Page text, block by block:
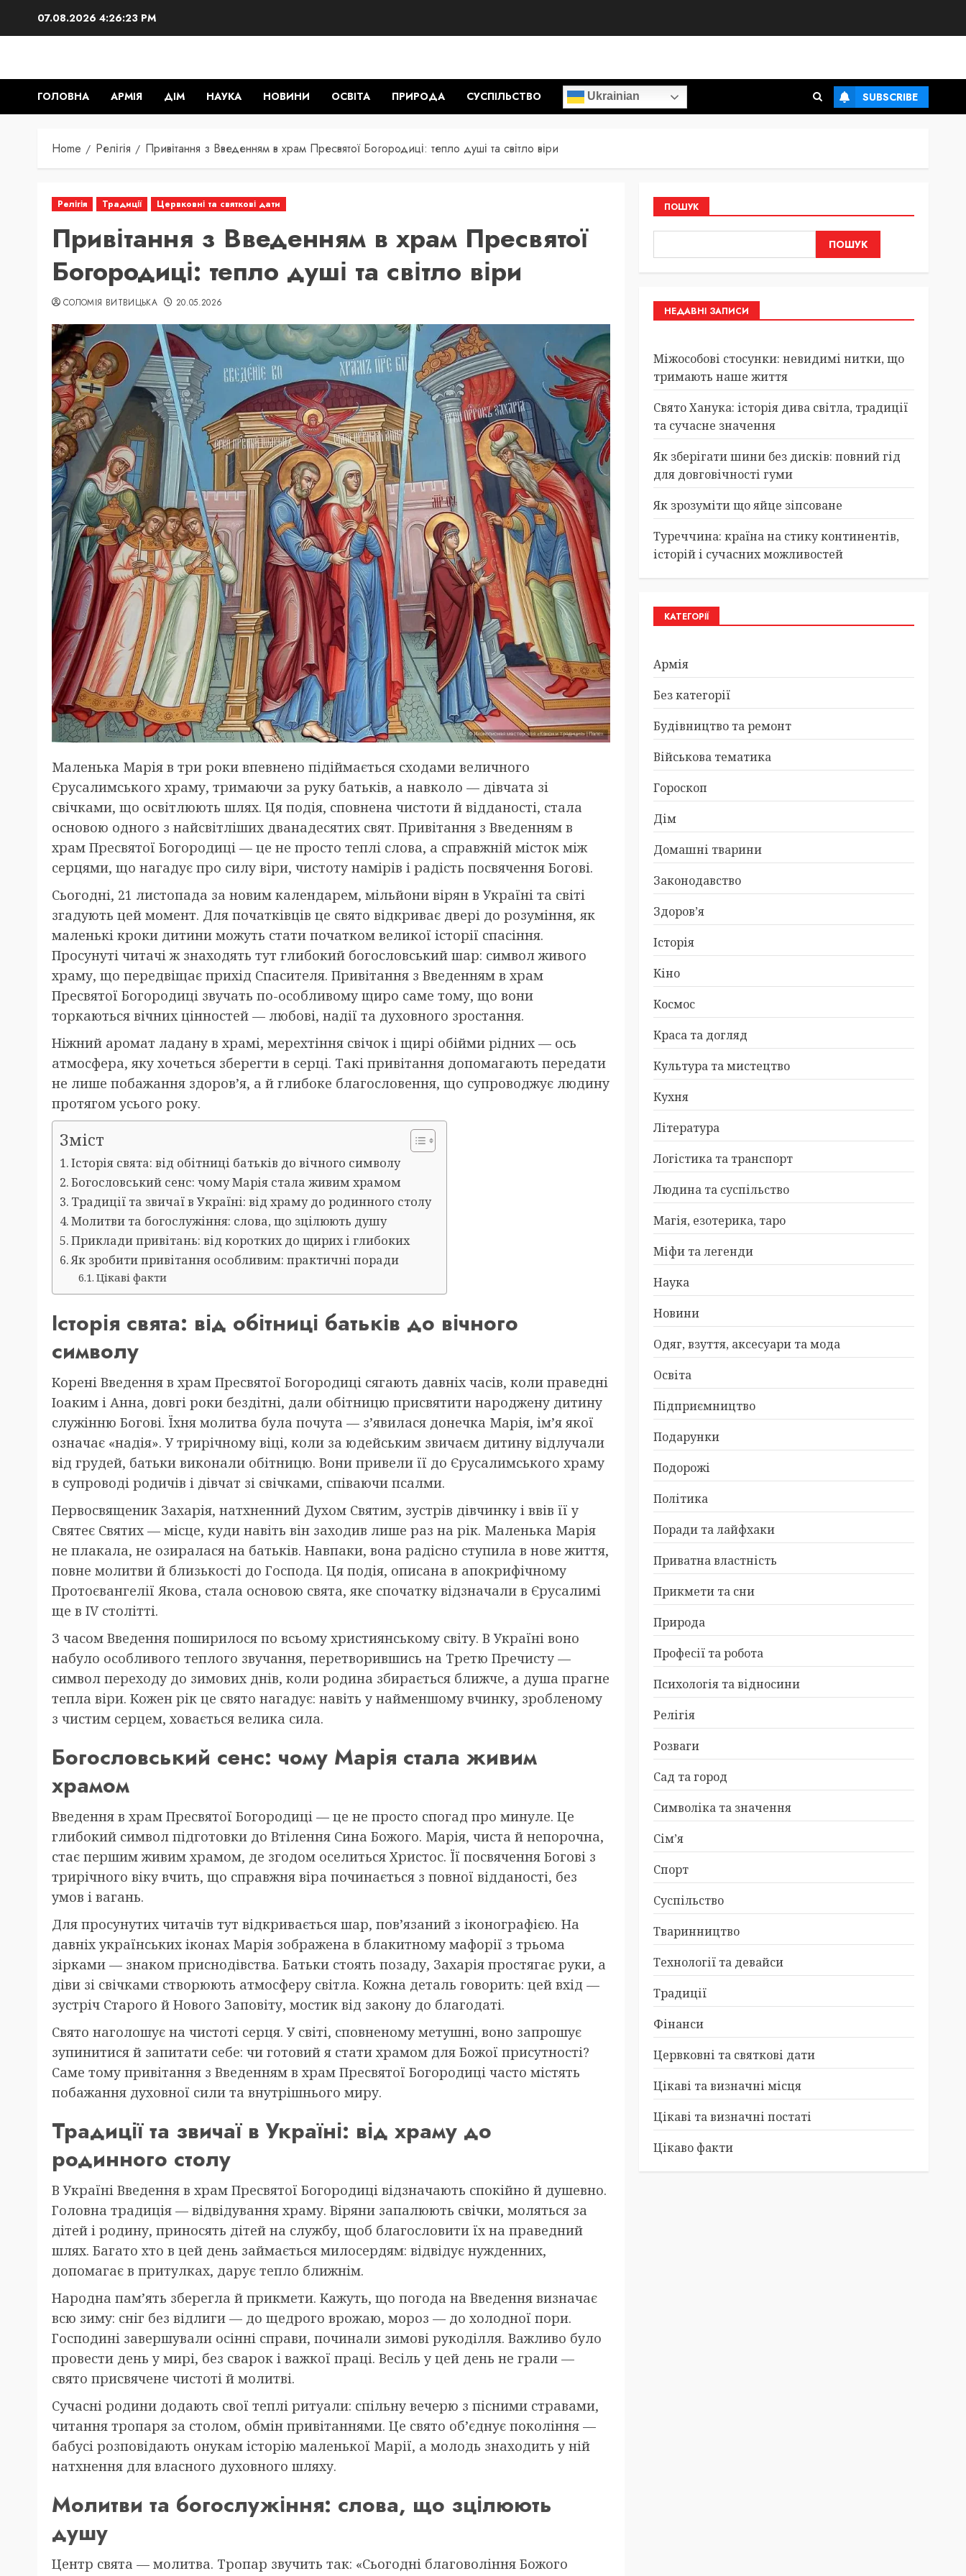
07.08.2026 4:26:24 PM
ГОЛОВНА АРМІЯ ДІМ НАУКА НОВИНИ ОСВІТА ПРИРОДА СУСПІЛЬСТВО Ukrainian SUBSCRIBE
Home Релігія Привітання з Введенням в храм Пресвятої Богородиці: тепло душі та світло віри
Релігія Традиції Цервковні та святкові дати
Привітання з Введенням в храм Пресвятої
Богородиці: тепло душі та світло віри
СОЛОМІЯ ВИТВИЦЬКА 20.05.2026
Маленька Марія в три роки впевнено підіймається сходами величного
Єрусалимського храму, тримаючи за руку батьків, а навколо — дівчата зі
свічками, що освітлюють шлях. Ця подія, сповнена чистоти й відданості, стала
основою одного з найсвітліших дванадесятих свят. Привітання з Введенням в
храм Пресвятої Богородиці — це не просто теплі слова, а справжній місток між
серцями, що нагадує про силу віри, чистоту намірів і радість посвячення Богові.
Сьогодні, 21 листопада за новим календарем, мільйони вірян в Україні та світі
згадують цей момент. Для початківців це свято відкриває двері до розуміння, як
маленькі кроки дитини можуть стати початком великої історії спасіння.
Просунуті читачі ж знаходять тут глибокий богословський шар: символ живого
храму, що передвіщає прихід Спасителя. Привітання з Введенням в храм
Пресвятої Богородиці звучать по-особливому щиро саме тому, що вони
торкаються вічних цінностей — любові, надії та духовного зростання.
Ніжний аромат ладану в храмі, мерехтіння свічок і щирі обійми рідних — ось
атмосфера, яку хочеться зберегти в серці. Такі привітання допомагають передати
не лише побажання здоров’я, а й глибоке благословення, що супроводжує людину
протягом усього року.
Зміст
Історія свята: від обітниці батьків до вічного символу
Богословський сенс: чому Марія стала живим храмом
Традиції та звичаї в Україні: від храму до родинного столу
Молитви та богослужіння: слова, що зцілюють душу
Приклади привітань: від коротких до щирих і глибоких
Як зробити привітання особливим: практичні поради
Цікаві факти
Історія свята: від обітниці батьків до вічного
символу
Корені Введення в храм Пресвятої Богородиці сягають давніх часів, коли праведні
Іоаким і Анна, довгі роки бездітні, дали обітницю присвятити народжену дитину
служінню Богові. Їхня молитва була почута — з’явилася донечка Марія, ім’я якої
означає «надія». У трирічному віці, коли за юдейським звичаєм дитину відлучали
від грудей, батьки виконали обітницю. Вони привели її до Єрусалимського храму
в супроводі родичів і дівчат зі свічками, співаючи псалми.
Первосвященик Захарія, натхненний Духом Святим, зустрів дівчинку і ввів її у
Святеє Святих — місце, куди навіть він заходив лише раз на рік. Маленька Марія
не плакала, не озиралася на батьків. Навпаки, вона радісно ступила в нове життя,
повне молитви й близькості до Господа. Ця подія, описана в апокрифічному
Протоєвангелії Якова, стала основою свята, яке спочатку відзначали в Єрусалимі
ще в IV столітті.
З часом Введення поширилося по всьому християнському світу. В Україні воно
набуло особливого теплого звучання, перетворившись на Третю Пречисту —
символ переходу до зимових днів, коли родина збирається ближче, а душа прагне
тепла віри. Кожен рік це свято нагадує: навіть у найменшому вчинку, зробленому
з чистим серцем, ховається велика сила.
Богословський сенс: чому Марія стала живим
храмом
Введення в храм Пресвятої Богородиці — це не просто спогад про минуле. Це
глибокий символ підготовки до Втілення Сина Божого. Марія, чиста й непорочна,
стає першим живим храмом, де згодом оселиться Христос. Її посвячення Богові з
трирічного віку вчить, що справжня віра починається з повної відданості, без
умов і вагань.
Для просунутих читачів тут відкривається шар, пов’язаний з іконографією. На
давніх українських іконах Марія зображена в блакитному мафорії з трьома
зірками — знаком приснодівства. Батьки стоять позаду, Захарія простягає руки, а
діви зі свічками створюють атмосферу світла. Кожна деталь говорить: цей вхід —
зустріч Старого й Нового Заповіту, мостик від закону до благодаті.
Свято наголошує на чистоті серця. У світі, сповненому метушні, воно запрошує
зупинитися й запитати себе: чи готовий я стати храмом для Божої присутності?
Саме тому привітання з Введенням в храм Пресвятої Богородиці часто містять
побажання духовної сили та внутрішнього миру.
Традиції та звичаї в Україні: від храму до
родинного столу
В Україні Введення в храм Пресвятої Богородиці відзначають спокійно й душевно.
Головна традиція — відвідування храму. Віряни запалюють свічки, моляться за
дітей і родину, приносять дітей на службу, щоб благословити їх на праведний
шлях. Багато хто в цей день займається милосердям: відвідує нужденних,
допомагає в притулках, дарує тепло ближнім.
Народна пам’ять зберегла й прикмети. Кажуть, що погода на Введення визначає
всю зиму: сніг без відлиги — до щедрого врожаю, мороз — до холодної пори.
Господині завершували осінні справи, починали зимові рукоділля. Важливо було
провести день у мирі, без сварок і важкої праці. Весіль у цей день не грали —
свято присвячене чистоті й молитві.
Сучасні родини додають свої теплі ритуали: спільну вечерю з пісними стравами,
читання тропаря за столом, обмін привітаннями. Це свято об’єднує покоління —
бабусі розповідають онукам історію маленької Марії, а молодь знаходить у ній
натхнення для власного духовного шляху.
Молитви та богослужіння: слова, що зцілюють
душу
Центр свята — молитва. Тропар звучить так: «Сьогодні благовоління Божого
ПОШУК
ПОШУК
НЕДАВНІ ЗАПИСИ
Міжособові стосунки: невидимі нитки, що
тримають наше життя
Свято Ханука: історія дива світла, традиції
та сучасне значення
Як зберігати шини без дисків: повний гід
для довговічності гуми
Як зрозуміти що яйце зіпсоване
Туреччина: країна на стику континентів,
історій і сучасних можливостей
КАТЕГОРІЇ
Армія
Без категорії
Будівництво та ремонт
Військова тематика
Гороскоп
Дім
Домашні тварини
Законодавство
Здоров’я
Історія
Кіно
Космос
Краса та догляд
Культура та мистецтво
Кухня
Література
Логістика та транспорт
Людина та суспільство
Магія, езотерика, таро
Міфи та легенди
Наука
Новини
Одяг, взуття, аксесуари та мода
Освіта
Підприємництво
Подарунки
Подорожі
Політика
Поради та лайфхаки
Приватна властність
Прикмети та сни
Природа
Професії та робота
Психологія та відносини
Релігія
Розваги
Сад та город
Символіка та значення
Сім’я
Спорт
Суспільство
Тваринництво
Технології та девайси
Традиції
Фінанси
Цервковні та святкові дати
Цікаві та визначні місця
Цікаві та визначні постаті
Цікаво факти